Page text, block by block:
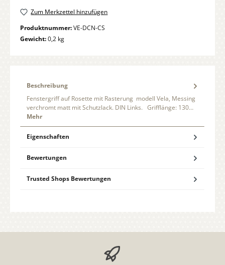
Zum Merkzettel hinzufügen
Produktnummer:VE-DCN-CS
Gewicht:0,2 kg
Beschreibung
Fenstergriff auf Rosette mit Rasterung modell Vela, Messing
verchromt matt mit Schutzlack. DIN Links. Grifflänge: 130…
Mehr
Eigenschaften
Bewertungen
Trusted Shops Bewertungen